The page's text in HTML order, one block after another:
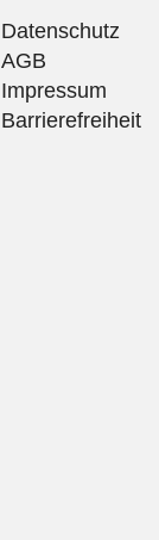
Datenschutz
AGB
Impressum
Barrierefreiheit